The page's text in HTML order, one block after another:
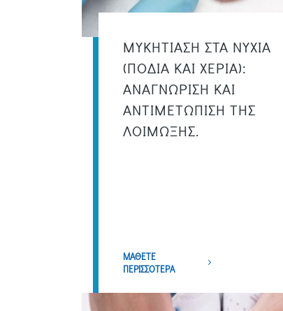
ΜΥΚΗΤΙΑΣΗ ΣΤΑ ΝΥΧΙΑ
(ΠΟΔΙΑ ΚΑΙ ΧΕΡΙΑ):
ΑΝΑΓΝΩΡΙΣΗ ΚΑΙ
ΑΝΤΙΜΕΤΩΠΙΣΗ ΤΗΣ
ΛΟΙΜΩΞΗΣ.
ΜΑΘΕΤΕ
ΠΕΡΙΣΣΟΤΕΡΑ